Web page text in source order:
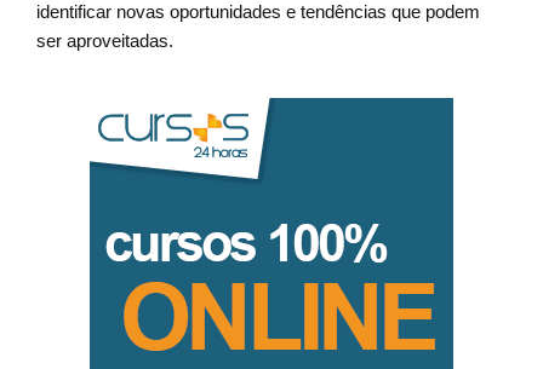
identificar novas oportunidades e tendências que podem
ser aproveitadas.